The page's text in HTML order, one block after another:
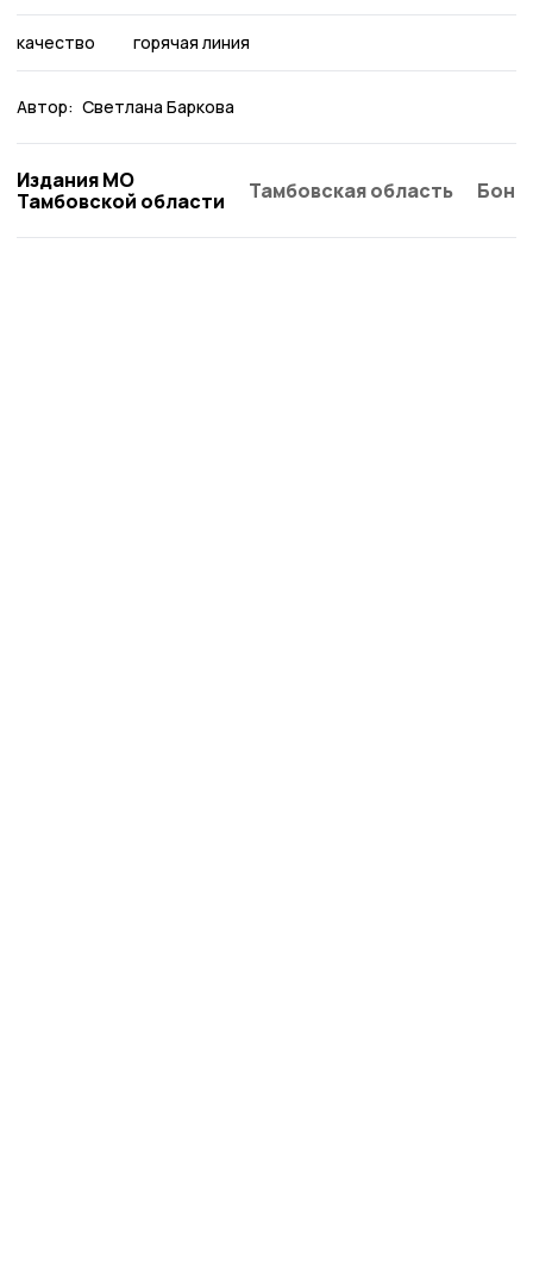
качество горячая линия
Автор: Светлана Баркова
Издания МО
Тамбовской области
Тамбовская область